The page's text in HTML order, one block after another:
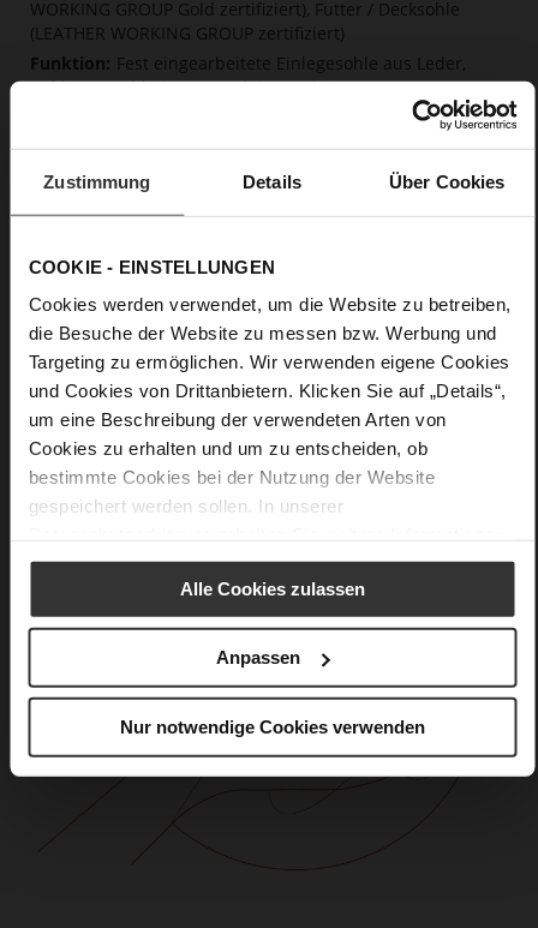
Zustimmung Details Über Cookies
COOKIE - EINSTELLUNGEN
Cookies werden verwendet, um die Website zu betreiben,
die Besuche der Website zu messen bzw. Werbung und
Targeting zu ermöglichen. Wir verwenden eigene Cookies
und Cookies von Drittanbietern. Klicken Sie auf „Details“,
um eine Beschreibung der verwendeten Arten von
Cookies zu erhalten und um zu entscheiden, ob
bestimmte Cookies bei der Nutzung der Website
gespeichert werden sollen. In unserer
Alle Cookies zulassen
Anpassen
Nur notwendige Cookies verwenden
WORKING GROUP Gold zertifiziert), Futter / Decksohle
(LEATHER WORKING GROUP zertifiziert)
Fest eingearbeitete Einlegesohle aus Leder,
Softline, Nachhaltiges Produkt, Made in Europe
Nein
Optik
Care